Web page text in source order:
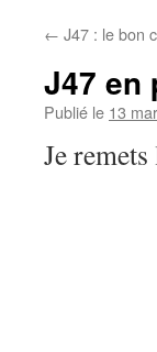
← J47 : le bon
J47 en
Publié le 13
Je